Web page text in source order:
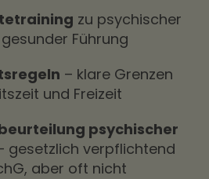
zu psychischer
Führung
– klare Grenzen
und Freizeit
psychischer
gesetzlich verpflichtend
aber oft nicht